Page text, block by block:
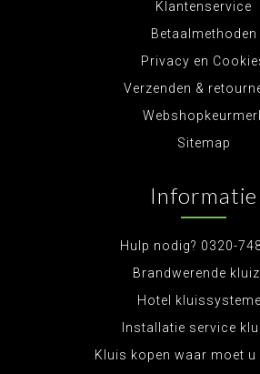
Klantenservice
Betaalmethoden
Privacy en
Verzenden &
Sitemap
Informatie
Hulp nodig? 0320-
Brandwerende
Hotel
Installatie service
Kluis kopen waar moet u